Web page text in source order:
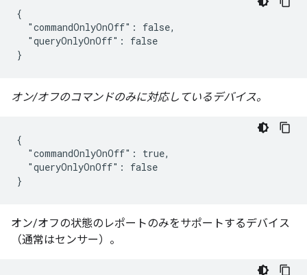
{
  "commandOnlyOnOff": false,
  "queryOnlyOnOff": false
}
オン/オフのコマンドのみに対応しているデバイス。
{
  "commandOnlyOnOff": true,
  "queryOnlyOnOff": false
}
オン/オフの状態のレポートのみをサポートするデバイス
（通常はセンサー）。